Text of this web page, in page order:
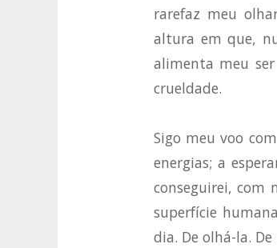
rarefaz meu
altura em que,
alimenta meu
crueldade.
Sigo meu voo
energias; a
conseguirei, com
superfície
dia. De olhá-la.